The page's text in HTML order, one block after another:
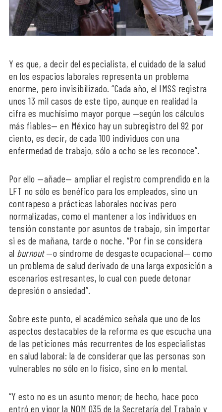
Y es que, a decir del especialista, el cuidado de la salud
en los espacios laborales representa un problema
enorme, pero invisibilizado. “Cada año, el IMSS registra
unos 13 mil casos de este tipo, aunque en realidad la
cifra es muchísimo mayor porque —según los cálculos
más fiables— en México hay un subregistro del 92 por
ciento, es decir, de cada 100 individuos con una
enfermedad de trabajo, sólo a ocho se les reconoce”.
Por ello —añade— ampliar el registro comprendido en la
LFT no sólo es benéfico para los empleados, sino un
contrapeso a prácticas laborales nocivas pero
normalizadas, como el mantener a los individuos en
tensión constante por asuntos de trabajo, sin importar
si es de mañana, tarde o noche. “Por fin se considera
al burnout—o síndrome de desgaste ocupacional— como
un problema de salud derivado de una larga exposición a
escenarios estresantes, lo cual con puede detonar
depresión o ansiedad”.
Sobre este punto, el académico señala que uno de los
aspectos destacables de la reforma es que escucha una
de las peticiones más recurrentes de los especialistas
en salud laboral: la de considerar que las personas son
vulnerables no sólo en lo físico, sino en lo mental.
“Y esto no es un asunto menor; de hecho, hace poco
entró en vigor la NOM 035 de la Secretaría del Trabajo y